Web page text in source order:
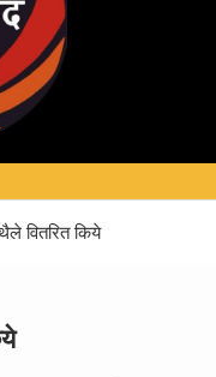
वितरित किये